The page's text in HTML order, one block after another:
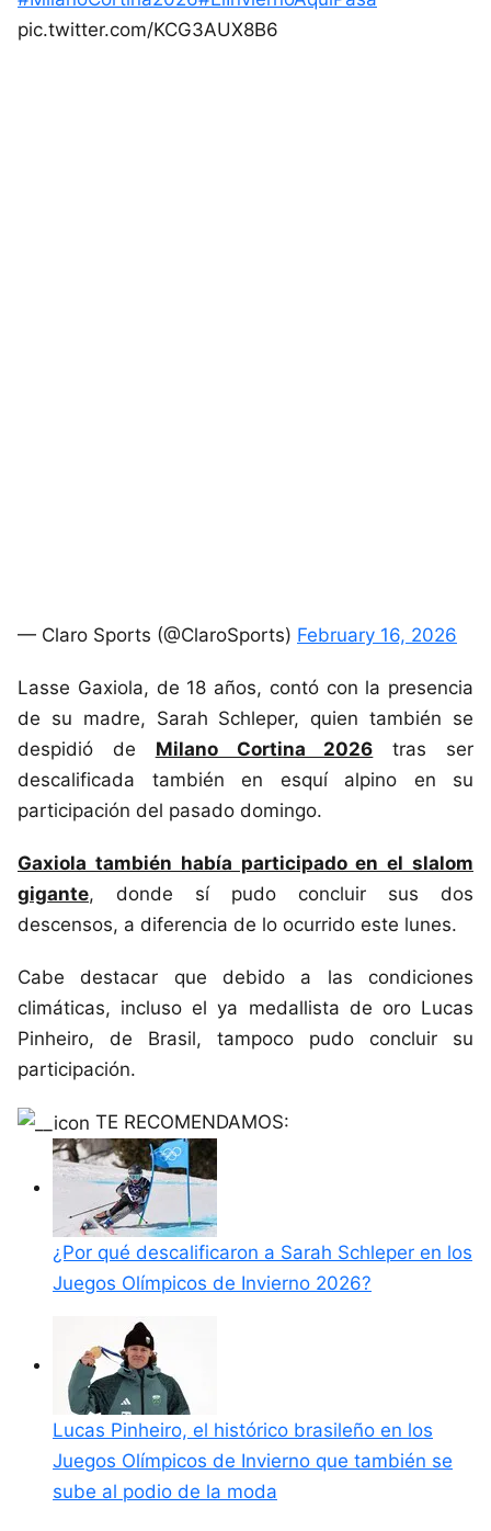
pic.twitter.com/KCG3AUX8B6
— Claro Sports (@ClaroSports) February 16, 2026
Lasse Gaxiola, de 18 años, contó con la presencia
de su madre, Sarah Schleper, quien también se
despidió de Milano Cortina 2026 tras ser
descalificada también en esquí alpino en su
participación del pasado domingo.
Gaxiola también había participado en el slalom
gigante, donde sí pudo concluir sus dos
descensos, a diferencia de lo ocurrido este lunes.
Cabe destacar que debido a las condiciones
climáticas, incluso el ya medallista de oro Lucas
Pinheiro, de Brasil, tampoco pudo concluir su
participación.
TE RECOMENDAMOS:
¿Por qué descalificaron a Sarah Schleper en los
Juegos Olímpicos de Invierno 2026?
Lucas Pinheiro, el histórico brasileño en los
Juegos Olímpicos de Invierno que también se
sube al podio de la moda